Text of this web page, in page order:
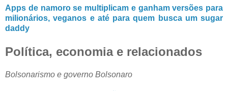
Apps de namoro se multiplicam e ganham versões para
milionários, veganos e até para quem busca um sugar
daddy
Política, economia e relacionados
Bolsonarismo e governo Bolsonaro